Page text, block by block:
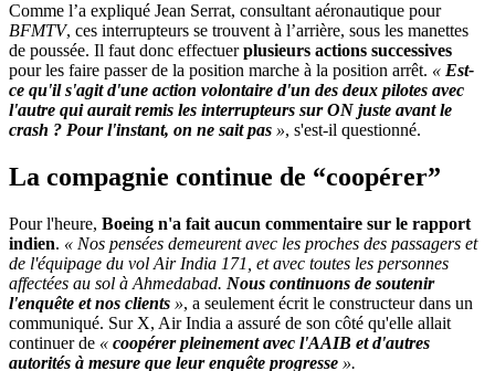
Comme l’a expliqué Jean Serrat, consultant aéronautique pour
BFMTV, ces interrupteurs se trouvent à l’arrière, sous les manettes
de poussée. Il faut donc effectuerplusieurs actions successives
pour les faire passer de la position marche à la position arrêt. « Est-
ce qu'il s'agit d'une action volontaire d'un des deux pilotes avec
l'autre qui aurait remis les interrupteurs sur ON juste avant le
crash ? Pour l'instant, on ne sait pas », s'est-il questionné.
La compagnie continue de “coopérer”
Pour l'heure, Boeing n'a fait aucun commentaire sur le rapport
indien. « Nos pensées demeurent avec les proches des passagers et
de l'équipage du vol Air India 171, et avec toutes les personnes
affectées au sol à Ahmedabad. Nous continuons de soutenir
l'enquête et nos clients », a seulement écrit le constructeur dans un
communiqué. Sur X, Air India a assuré de son côté qu'elle allait
continuer de « coopérer pleinement avec l'AAIB et d'autres
autorités à mesure que leur enquête progresse ».